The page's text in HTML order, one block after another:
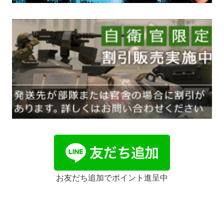
お友だち追加でポイント進呈中